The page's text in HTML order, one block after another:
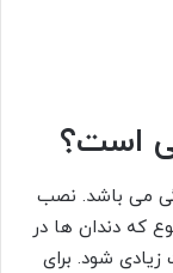
است؟
لمینت دندان، حداقل 20 سالگی می باشد. نصب
که دندان ها در
شود. برای